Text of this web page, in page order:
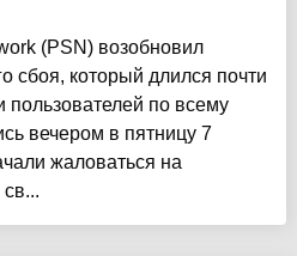
(PSN) возобновил
сбоя, который длился почти
пользователей по всему
вечером в пятницу 7
жаловаться на